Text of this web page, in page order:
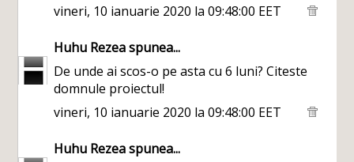
vineri, 10 ianuarie 2020 la 09:48:00 EET
Huhu Rezeaspunea...
De unde ai scos-o pe asta cu 6 luni? Citeste
domnule proiectul!
vineri, 10 ianuarie 2020 la 09:48:00 EET
Huhu Rezeaspunea...